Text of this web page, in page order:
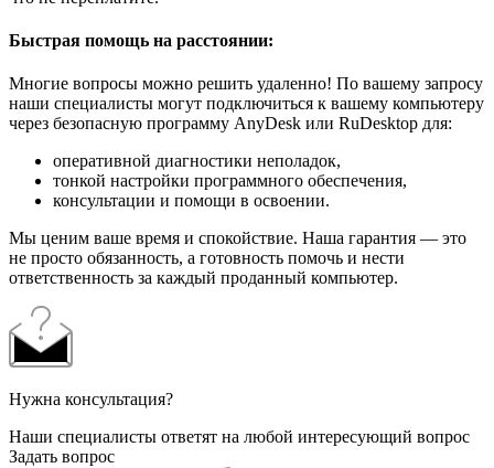
Быстрая помощь на расстоянии:
Многие вопросы можно решить удаленно! По вашему запросу
наши специалисты могут подключиться к вашему компьютеру
через безопасную программу AnyDesk или RuDesktop для:
оперативной диагностики неполадок,
тонкой настройки программного обеспечения,
консультации и помощи в освоении.
Мы ценим ваше время и спокойствие. Наша гарантия — это
не просто обязанность, а готовность помочь и нести
ответственность за каждый проданный компьютер.
Нужна консультация?
Наши специалисты ответят на любой интересующий вопрос
Задать вопрос